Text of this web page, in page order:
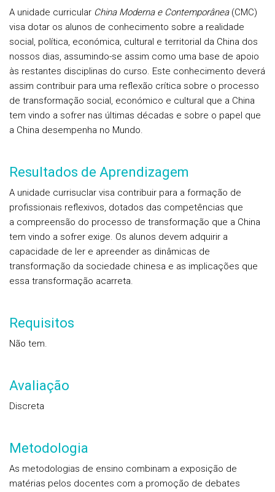
A unidade curricular China Moderna e Contemporânea(CMC)
visa dotar os alunos de conhecimento sobre a realidade
social, política, económica, cultural e territorial da China dos
nossos dias, assumindo-se assim como uma base de apoio
às restantes disciplinas do curso. Este conhecimento deverá
assim contribuir para uma reflexão crítica sobre o processo
de transformação social, económico e cultural que a China
tem vindo a sofrer nas últimas décadas e sobre o papel que
a China desempenha no Mundo.
Resultados de Aprendizagem
A unidade currisuclar visa contribuir para a formação de
profissionais reflexivos, dotados das competências que
a compreensão do processo de transformação que a China
tem vindo a sofrer exige. Os alunos devem adquirir a
capacidade de ler e apreender as dinâmicas de
transformação da sociedade chinesa e as implicações que
essa transformação acarreta.
Requisitos
Não tem.
Avaliação
Discreta
Metodologia
As metodologias de ensino combinam a exposição de
matérias pelos docentes com a promoção de debates